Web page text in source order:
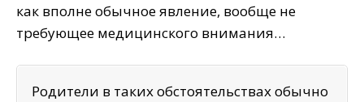
как вполне обычное явление, вообще не
требующее медицинского внимания…
Родители в таких обстоятельствах обычно